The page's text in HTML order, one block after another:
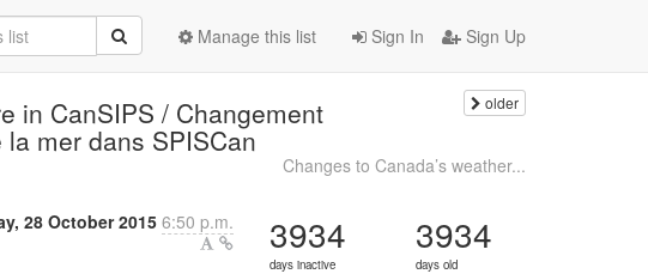
Sign In Sign Up
Manage this list
in CanSIPS / Changement
mer dans SPISCan
older
Changes to Canada’s weather...
28 October 2015 6:50 p.m. 3934
days inactive
3934
days old